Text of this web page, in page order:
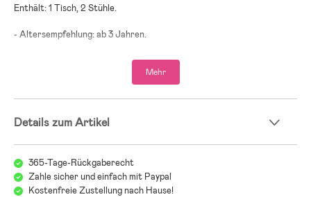
Enthält: 1 Tisch, 2 Stühle.
- Altersempfehlung: ab 3 Jahren.
Mehr
Details zum Artikel
365-Tage-Rückgaberecht
Zahle sicher und einfach mit Paypal
Kostenfreie Zustellung nach Hause!